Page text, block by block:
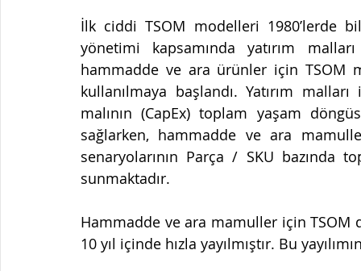
İlk ciddi TSOM modelleri 1980’lerde
yönetimi kapsamında yatırım
hammadde ve ara ürünler için TSOM
kullanılmaya başlandı. Yatırım
malının (CapEx) toplam yaşam
sağlarken, hammadde ve ara
senaryolarının Parça / SKU bazında
sunmaktadır.
Hammadde ve ara mamuller için
10 yıl içinde hızla yayılmıştır. Bu